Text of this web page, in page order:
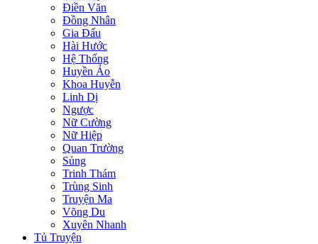
Điền Văn
Đồng Nhân
Gia Đấu
Hài Hước
Hệ Thống
Huyền Ảo
Khoa Huyễn
Linh Dị
Ngược
Nữ Cường
Nữ Hiệp
Quan Trường
Sủng
Trinh Thám
Trùng Sinh
Truyện Ma
Võng Du
Xuyên Nhanh
Tủ Truyện